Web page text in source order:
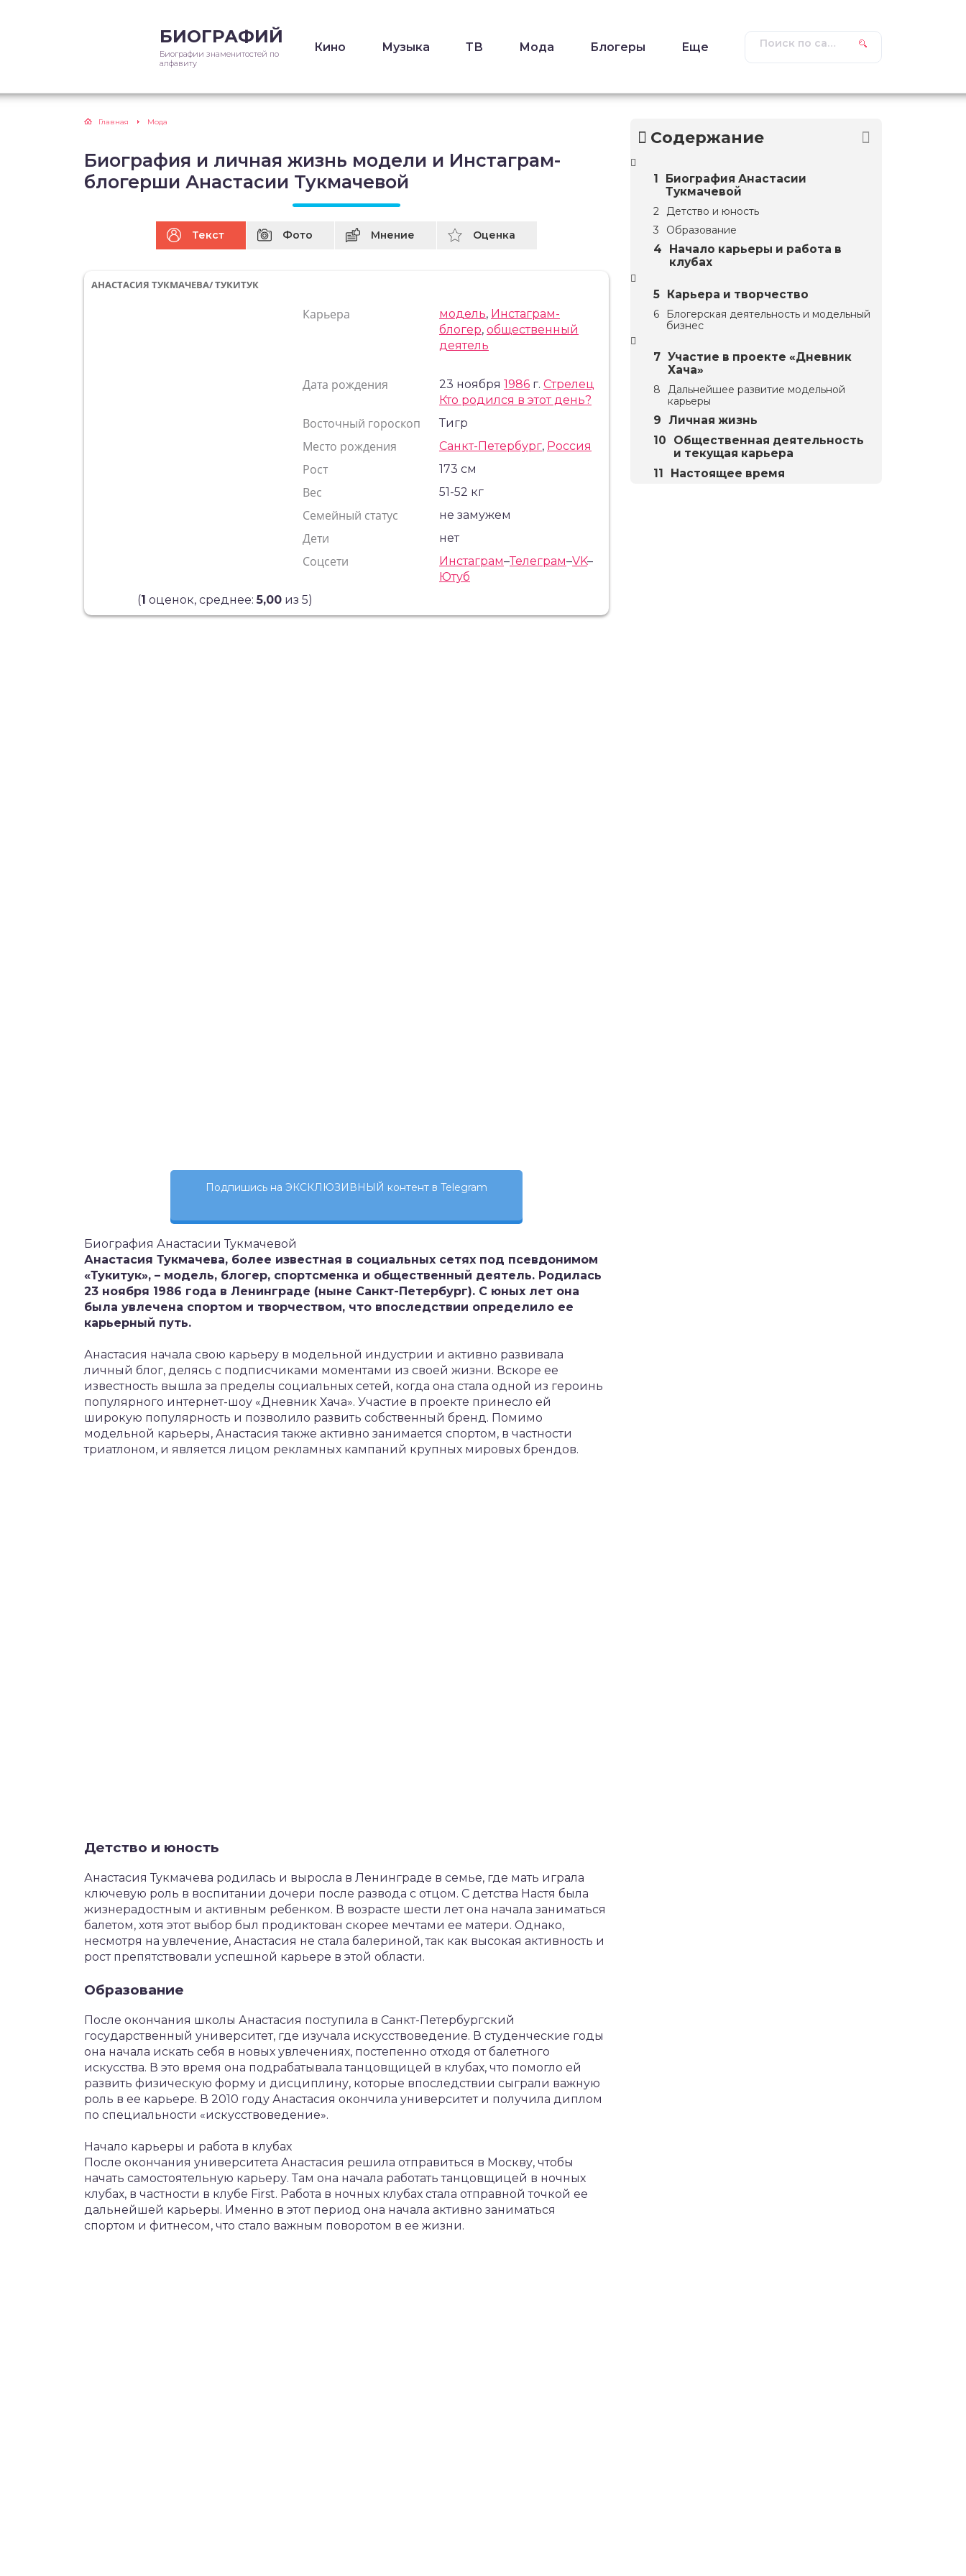
БИОГРАФИЙ
Биографии знаменитостей по
алфавиту
Кино Музыка ТВ Мода Блогеры Еще
Главная Мода
Биография и личная жизнь модели и Инстаграм-
блогерши Анастасии Тукмачевой
Текст Фото Мнение Оценка
АНАСТАСИЯ ТУКМАЧЕВА/ ТУКИТУК
Карьера модель, Инстаграм-
блогер,общественный
деятель
Дата рождения 23 ноября1986 г.Стрелец
Кто родился в этот день?
Восточный гороскоп Тигр
Место рождения Санкт-Петербург, Россия
Рост 173 см
Вес 51-52 кг
Семейный статус не замужем
Дети нет
Соцсети Инстаграм–Телеграм–VK–
Ютуб
(1 оценок, среднее:5,00 из 5)
Подпишись на ЭКСКЛЮЗИВНЫЙ контент в Telegram
Биография Анастасии Тукмачевой
Анастасия Тукмачева, более известная в социальных сетях под псевдонимом
«Тукитук», – модель, блогер, спортсменка и общественный деятель. Родилась
23 ноября 1986 года в Ленинграде (ныне Санкт-Петербург). С юных лет она
была увлечена спортом и творчеством, что впоследствии определило ее
карьерный путь.
Анастасия начала свою карьеру в модельной индустрии и активно развивала
личный блог, делясь с подписчиками моментами из своей жизни. Вскоре ее
известность вышла за пределы социальных сетей, когда она стала одной из героинь
популярного интернет-шоу «Дневник Хача». Участие в проекте принесло ей
широкую популярность и позволило развить собственный бренд. Помимо
модельной карьеры, Анастасия также активно занимается спортом, в частности
триатлоном, и является лицом рекламных кампаний крупных мировых брендов.
Детство и юность
Анастасия Тукмачева родилась и выросла в Ленинграде в семье, где мать играла
ключевую роль в воспитании дочери после развода с отцом. С детства Настя была
жизнерадостным и активным ребенком. В возрасте шести лет она начала заниматься
балетом, хотя этот выбор был продиктован скорее мечтами ее матери. Однако,
несмотря на увлечение, Анастасия не стала балериной, так как высокая активность и
рост препятствовали успешной карьере в этой области.
Образование
После окончания школы Анастасия поступила в Санкт-Петербургский
государственный университет, где изучала искусствоведение. В студенческие годы
она начала искать себя в новых увлечениях, постепенно отходя от балетного
искусства. В это время она подрабатывала танцовщицей в клубах, что помогло ей
развить физическую форму и дисциплину, которые впоследствии сыграли важную
роль в ее карьере. В 2010 году Анастасия окончила университет и получила диплом
по специальности «искусствоведение».
Начало карьеры и работа в клубах
После окончания университета Анастасия решила отправиться в Москву, чтобы
начать самостоятельную карьеру. Там она начала работать танцовщицей в ночных
клубах, в частности в клубе First. Работа в ночных клубах стала отправной точкой ее
дальнейшей карьеры. Именно в этот период она начала активно заниматься
спортом и фитнесом, что стало важным поворотом в ее жизни.
Содержание
Биография Анастасии
Тукмачевой
Детство и юность
Образование
Начало карьеры и работа в
клубах
Карьера и творчество
Блогерская деятельность и модельный
бизнес
Участие в проекте «Дневник
Хача»
Дальнейшее развитие модельной
карьеры
Личная жизнь
Общественная деятельность
и текущая карьера
Настоящее время